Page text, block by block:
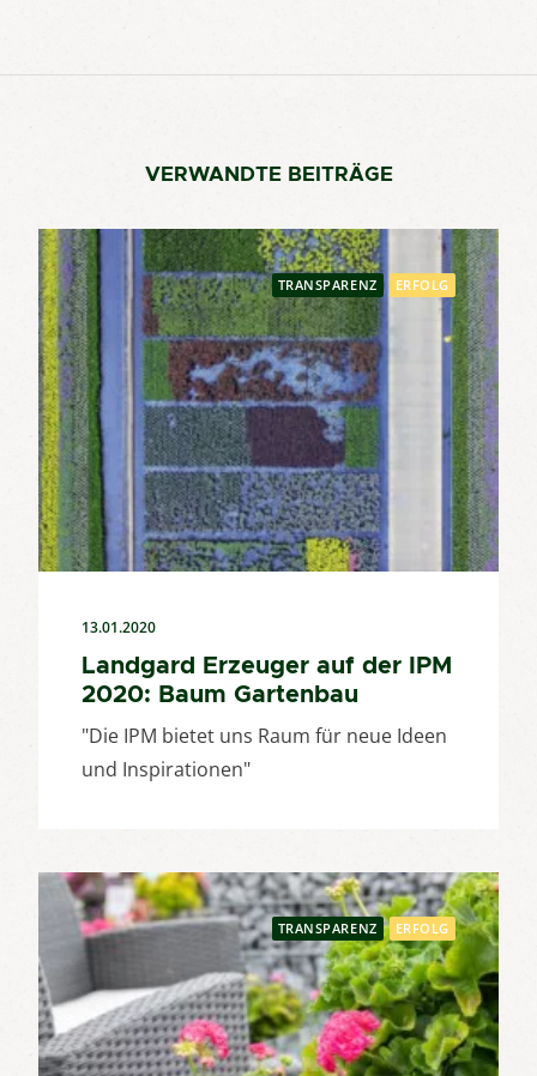
VERWANDTE BEITRÄGE
TRANSPARENZ ERFOLG
13.01.2020
Landgard Erzeuger auf der IPM
2020: Baum Gartenbau
"Die IPM bietet uns Raum für neue Ideen
und Inspirationen"
TRANSPARENZ ERFOLG